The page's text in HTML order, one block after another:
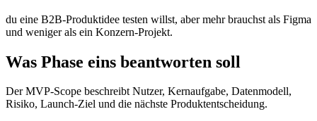
du eine B2B-Produktidee testen willst, aber mehr brauchst als Figma
und weniger als ein Konzern-Projekt.
Was Phase eins beantworten soll
Der MVP-Scope beschreibt Nutzer, Kernaufgabe, Datenmodell,
Risiko, Launch-Ziel und die nächste Produktentscheidung.